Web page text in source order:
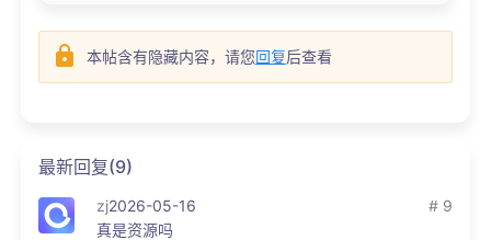
本帖含有隐藏内容，请您回复后查看
最新回复(9)
zj2026-05-16
# 9
真是资源吗